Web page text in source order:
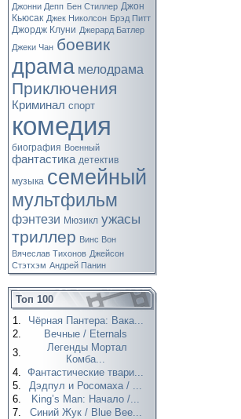
Джонни Депп Бен Стиллер Джон
Кьюсак Джек Николсон Брэд Питт
Джордж Клуни Джерард Батлер
Джеки Чан боевик
драма мелодрама
Приключения
Криминал спорт
комедия
биография Военный
фантастика детектив
музыка семейный
мультфильм
фэнтези Мюзикл ужасы
триллер Винс Вон
Вячеслав Тихонов Джейсон
Стэтхэм Андрей Панин
Топ 100
1.
Чёрная Пантера: Вака...
2.
Вечные / Eternals
3.
Легенды Мортал
Комба...
4. Фантастические твари...
5.
Дэдпул и Росомаха / ...
6.
King’s Man: Начало /...
7.
Синий Жук / Blue Bee...